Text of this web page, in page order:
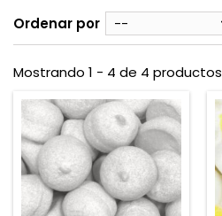
Ordenar por --
Mostrando 1 - 4 de 4 productos